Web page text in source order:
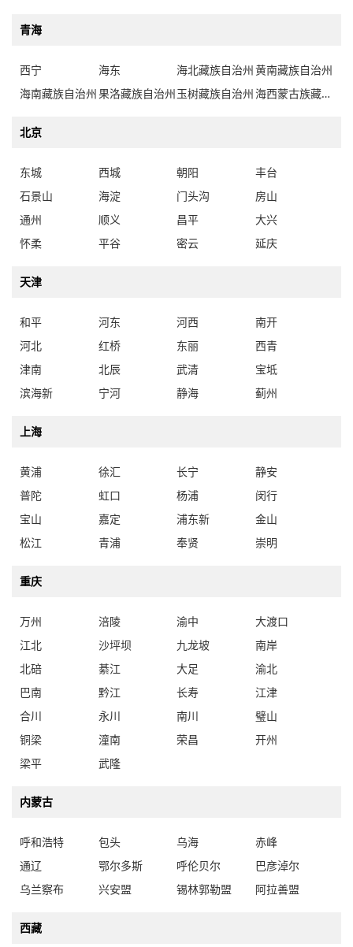
青海
西宁 海东 海北藏族自治州黄南藏族自治州
海南藏族自治州果洛藏族自治州玉树藏族自治州 海西蒙古族藏族自治州
北京
东城 西城 朝阳
丰台
石景山
海淀 门头沟
房山
通州
顺义 昌平
大兴
怀柔
平谷 密云 延庆
天津
和平 河东 河西
南开
河北
红桥 东丽
西青
津南
北辰 武清
宝坻
滨海新
宁河 静海 蓟州
上海
黄浦 徐汇 长宁
静安
普陀
虹口 杨浦
闵行
宝山
嘉定 浦东新
金山
松江
青浦 奉贤 崇明
重庆
万州 涪陵 渝中
大渡口
江北
沙坪坝 九龙坡
南岸
北碚
綦江 大足
渝北
巴南
黔江 长寿
江津
合川
永川 南川
璧山
铜梁
潼南 荣昌
开州
梁平
武隆
内蒙古
呼和浩特 包头 乌海
赤峰
通辽
鄂尔多斯 呼伦贝尔
巴彦淖尔
乌兰察布
兴安盟 锡林郭勒盟 阿拉善盟
西藏